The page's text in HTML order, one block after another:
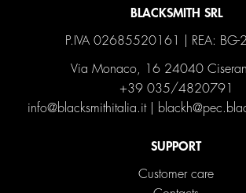
BLACKSMITH SRL
P.IVA 02685520161 | REA:
Via Monaco, 16 24040
+39 035/4820791
info@blacksmithitalia.it|
SUPPORT
Customer care